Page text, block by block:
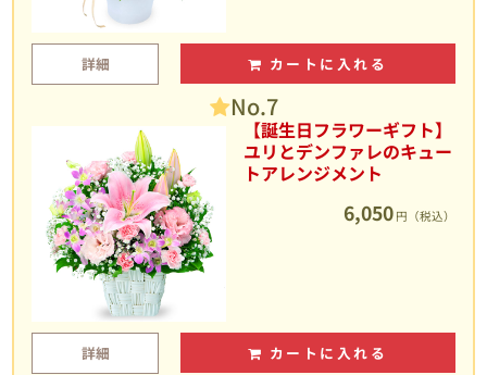
詳細 カートに入れる
No.7
【誕生日フラワーギフト】
ユリとデンファレのキュー
トアレンジメント
6,050 円（税込）
詳細 カートに入れる